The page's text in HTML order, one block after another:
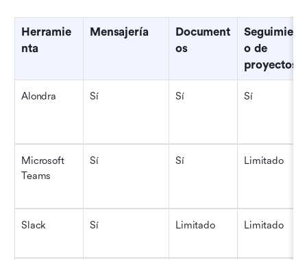
Herramie
nta
Mensajería
Document
os
Seguimient
o de
proyectos
Alondra Sí Sí Sí
Microsoft
Teams
Sí Sí Limitado
Slack Sí Limitado Limitado